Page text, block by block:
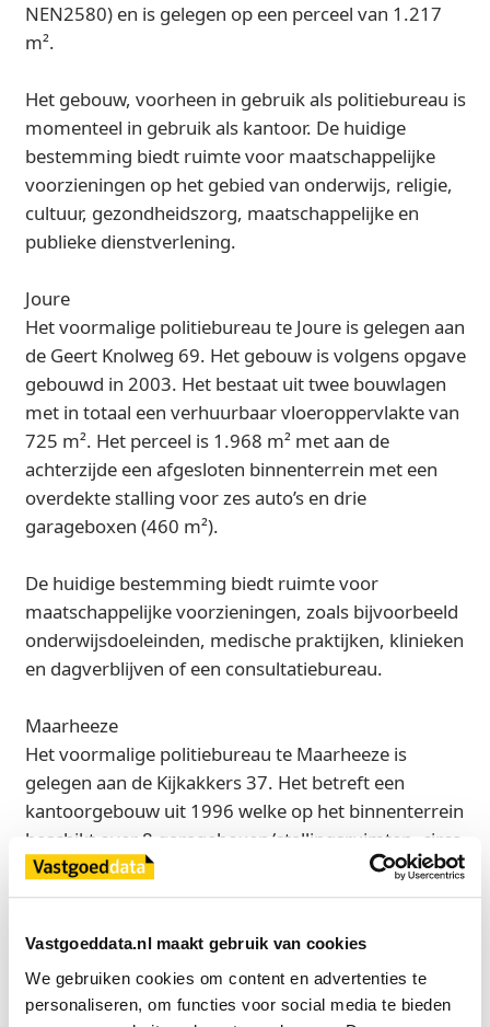
Vastgoeddata.nl maakt gebruik van cookies
We gebruiken cookies om content en advertenties te
personaliseren, om functies voor social media te bieden
NEN2580) en is gelegen op een perceel van 1.217
m².
Het gebouw, voorheen in gebruik als politiebureau is
momenteel in gebruik als kantoor. De huidige
bestemming biedt ruimte voor maatschappelijke
voorzieningen op het gebied van onderwijs, religie,
cultuur, gezondheidszorg, maatschappelijke en
publieke dienstverlening.
Joure
Het voormalige politiebureau te Joure is gelegen aan
de Geert Knolweg 69. Het gebouw is volgens opgave
gebouwd in 2003. Het bestaat uit twee bouwlagen
met in totaal een verhuurbaar vloeroppervlakte van
725 m². Het perceel is 1.968 m² met aan de
achterzijde een afgesloten binnenterrein met een
overdekte stalling voor zes auto’s en drie
garageboxen (460 m²).
De huidige bestemming biedt ruimte voor
maatschappelijke voorzieningen, zoals bijvoorbeeld
onderwijsdoeleinden, medische praktijken, klinieken
en dagverblijven of een consultatiebureau.
Maarheeze
Het voormalige politiebureau te Maarheeze is
gelegen aan de Kijkakkers 37. Het betreft een
kantoorgebouw uit 1996 welke op het binnenterrein
beschikt over 8 garageboxen/stallingsruimten, circa
20 parkeerplaatsen. Voor en naast het gebouw zijn
er nog eens 11 parkeerplaatsen voor bezoekers. Het
heeft een verhuurbaar vloeroppervlakte van 832
m².
Het pand wordt leeg en vrij van huur verkocht en